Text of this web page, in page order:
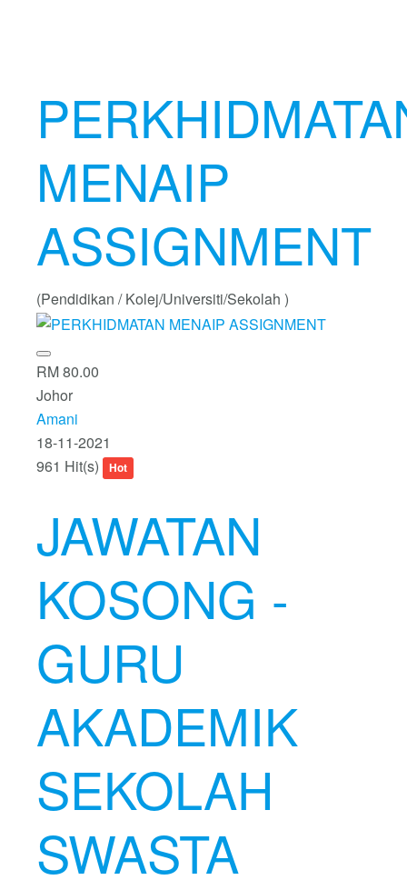
MENAIP
ASSIGNMENT
(Pendidikan / Kolej/Universiti/Sekolah )
RM 80.00
Johor
Amani
18-11-2021
961 Hit(s)
Hot
JAWATAN
KOSONG -
GURU
AKADEMIK
SEKOLAH
SWASTA